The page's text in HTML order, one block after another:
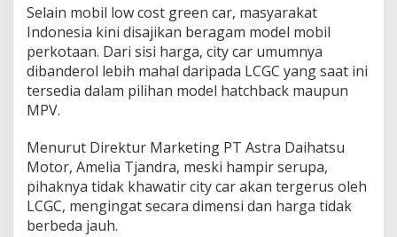
Selain mobil low cost green car, masyarakat
Indonesia kini disajikan beragam model mobil
perkotaan. Dari sisi harga, city car umumnya
dibanderol lebih mahal daripada LCGC yang saat ini
tersedia dalam pilihan model hatchback maupun
MPV.
Menurut Direktur Marketing PT Astra Daihatsu
Motor, Amelia Tjandra, meski hampir serupa,
pihaknya tidak khawatir city car akan tergerus oleh
LCGC, mengingat secara dimensi dan harga tidak
berbeda jauh.